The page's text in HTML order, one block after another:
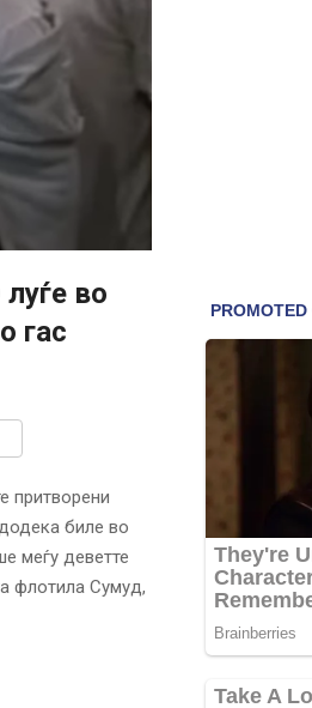
во
гас
притворени
биле во
меѓу деветте
флотила Сумуд,